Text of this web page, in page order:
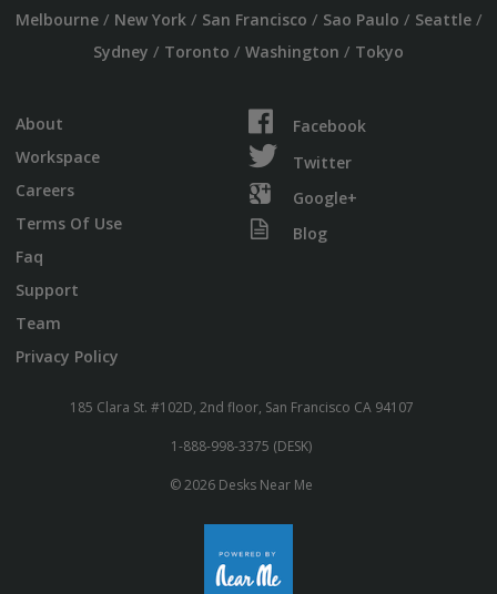
Melbourne/ New York/ San Francisco / Sao Paulo / Seattle/
Sydney / Toronto / Washington / Tokyo
About
Workspace
Careers
Terms Of Use
Faq
Support
Team
Privacy Policy
Facebook
Twitter
Google+
Blog
185 Clara St. #102D, 2nd floor, San Francisco CA 94107
1-888-998-3375 (DESK)
© 2026 Desks Near Me